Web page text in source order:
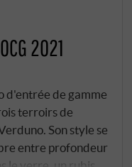
2021
d'entrée de gamme
terroirs de
Son style se
entre profondeur